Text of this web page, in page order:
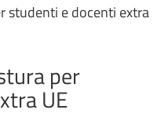
studenti e docenti extra
per
UE